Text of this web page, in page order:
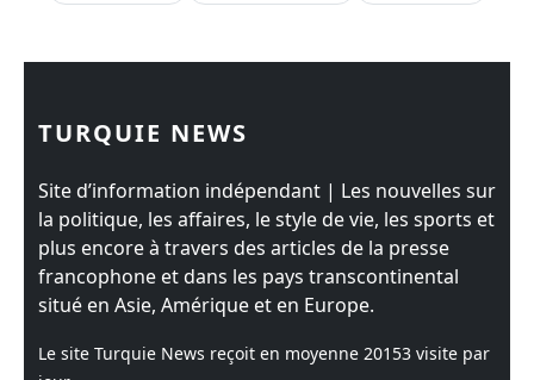
TURQUIE NEWS
Site d’information indépendant | Les nouvelles sur
la politique, les affaires, le style de vie, les sports et
plus encore à travers des articles de la presse
francophone et dans les pays transcontinental
situé en Asie, Amérique et en Europe.
Le site Turquie News reçoit en moyenne 20153 visite par